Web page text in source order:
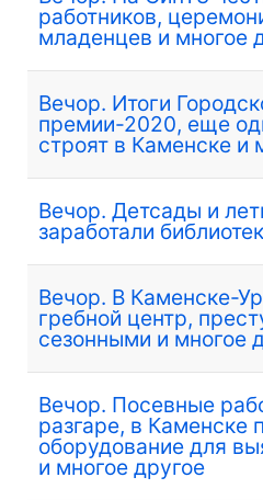
работников,
младенцев и многое
Вечор. Итоги
премии-2020, еще
строят в Каменске и
Вечор. Детсады и
заработали
Вечор. В Каменске-
гребной центр,
сезонными и многое
Вечор. Посевные
разгаре, в Каменске
оборудование для
и многое другое